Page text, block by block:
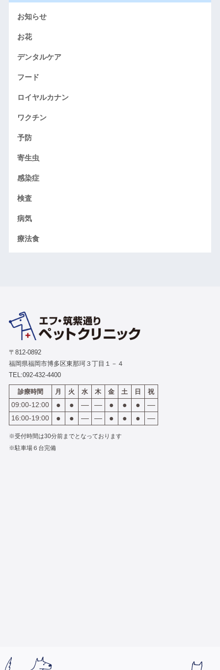
お知らせ
お花
デンタルケア
フード
ロイヤルカナン
ワクチン
予防
寄生虫
感染症
検査
病気
療法食
〒812-0892
福岡県福岡市博多区東那珂３丁目１－４
TEL:092-432-4400
診療時間 月 火 水 木 金 土 日 祝
09:00-12:00 ● ● ― ― ● ● ● ―
16:00-19:00 ● ● ― ― ● ● ● ―
※受付時間は30分前までとなっております
※駐車場６台完備